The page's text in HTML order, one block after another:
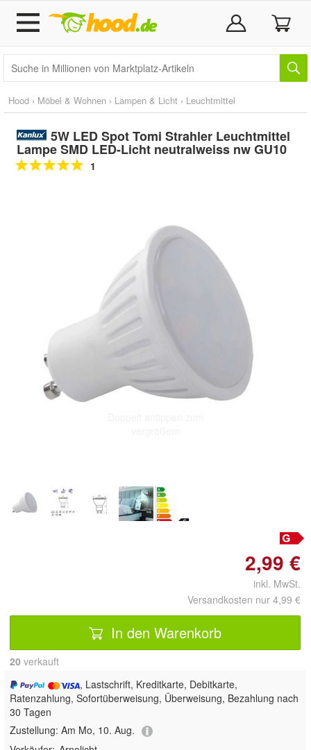
Hood › Möbel & Wohnen › Lampen & Licht › Leuchtmittel
5W LED Spot Tomi Strahler Leuchtmittel
Lampe SMD LED-Licht neutralweiss nw GU10
1
2,99 €
inkl. MwSt.
Versandkosten nur 4,99 €
In den Warenkorb
20 verkauft
, Lastschrift, Kreditkarte, Debitkarte,
Ratenzahlung, Sofortüberweisung, Überweisung, Bezahlung nach
30 Tagen
Zustellung: Am Mo, 10. Aug.